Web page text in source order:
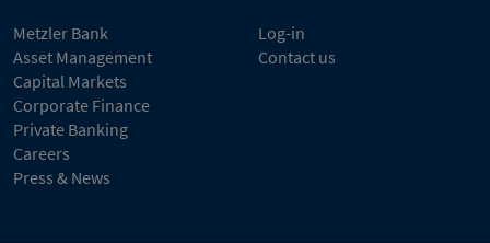
Metzler Bank
Asset Management
Capital Markets
Corporate Finance
Private Banking
Careers
Press & News
Log-in
Contact us